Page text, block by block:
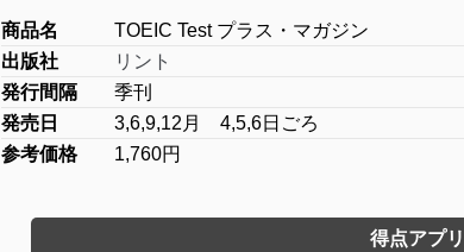
商品名
TOEIC Test プラス・マガジン
出版社
リント
発行間隔
季刊
発売日
3,6,9,12月 4,5,6日ごろ
参考価格
1,760円
得点アプ